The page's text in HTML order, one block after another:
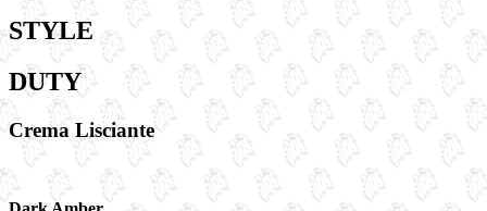
STYLE
DUTY
Crema Lisciante